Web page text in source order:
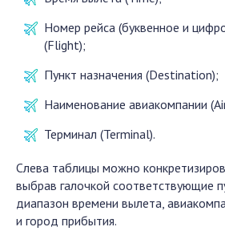
Номер рейса (буквенное и
(Flight);
Пункт назначения (Destination);
Наименование авиакомпании
Терминал (Terminal).
Слева таблицы можно
выбрав галочкой соответствующие
диапазон времени вылета,
и город прибытия.